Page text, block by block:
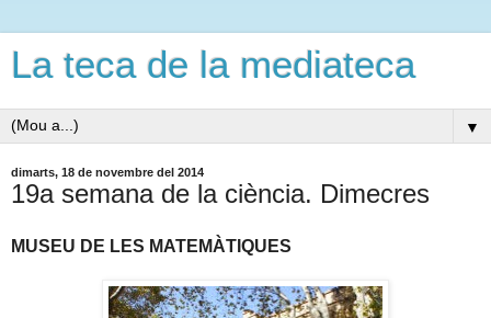
La teca de la mediateca
▼
dimarts, 18 de novembre del 2014
19a semana de la ciència. Dimecres
MUSEU DE LES MATEMÀTIQUES